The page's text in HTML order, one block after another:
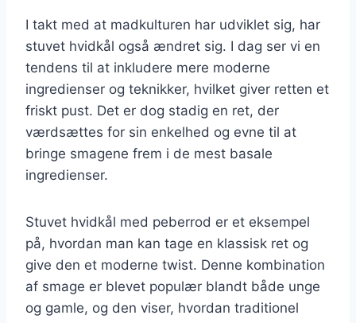
I takt med at madkulturen har udviklet sig, har
stuvet hvidkål også ændret sig. I dag ser vi en
tendens til at inkludere mere moderne
ingredienser og teknikker, hvilket giver retten et
friskt pust. Det er dog stadig en ret, der
værdsættes for sin enkelhed og evne til at
bringe smagene frem i de mest basale
ingredienser.
Stuvet hvidkål med peberrod er et eksempel
på, hvordan man kan tage en klassisk ret og
give den et moderne twist. Denne kombination
af smage er blevet populær blandt både unge
og gamle, og den viser, hvordan traditionel